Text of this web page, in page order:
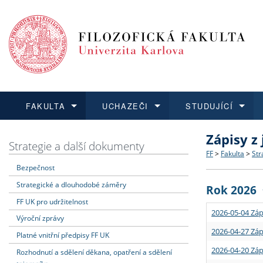
FAKULTA
Dozvědět se více
Struktura
Strategie
Podpora
UCHAZEČI
Podat přihlášku
Co
Učitelské
STUDUJÍCÍ
Dozvědět se více
Rigorózní
Dozvědět se více
O vědě a
Granty a
Dozvědět se více
Aktuální
Strategie a další dokumenty
Bezpečnost
Strategické a dlouhodobé záměry
FF UK pro udržitelnost
Výroční zprávy
Platné vnitřní předpisy FF UK
Rozhodnutí a sdělení děkana, opatření a sdělení
Zápisy
FF > Fakulta >
Rok 2026
2026-05-04
2026-04-27
2026-04-20